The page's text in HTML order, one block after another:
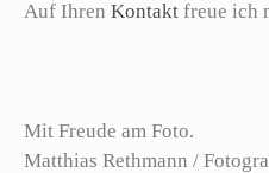
Auf Ihren Kontakt freue ich
Mit Freude am Foto.
Matthias Rethmann /